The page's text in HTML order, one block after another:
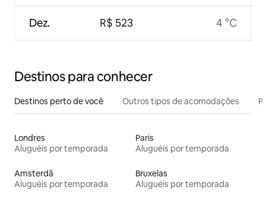
Dez. R$ 523 4 °C
Destinos para conhecer
Destinos perto de você Outros tipos de acomodações
Londres
Aluguéis por temporada
Paris
Aluguéis por temporada
Amsterdã
Aluguéis por temporada
Bruxelas
Aluguéis por temporada